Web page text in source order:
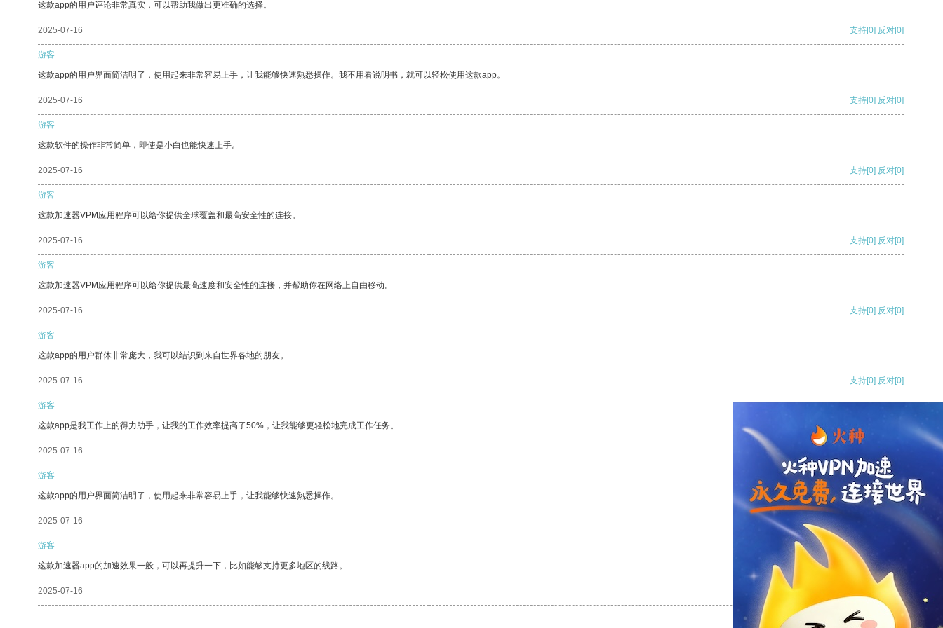
这款app的用户评论非常真实，可以帮助我做出更准确的选择。
2025-07-16 支持[0] 反对[0]
游客
这款app的用户界面简洁明了，使用起来非常容易上手，让我能够快速熟悉操作。我不用看说明书，就可以轻松使用这款app。
2025-07-16 支持[0] 反对[0]
游客
这款软件的操作非常简单，即使是小白也能快速上手。
2025-07-16 支持[0] 反对[0]
游客
这款加速器VPM应用程序可以给你提供全球覆盖和最高安全性的连接。
2025-07-16 支持[0] 反对[0]
游客
这款加速器VPM应用程序可以给你提供最高速度和安全性的连接，并帮助你在网络上自由移动。
2025-07-16 支持[0] 反对[0]
游客
这款app的用户群体非常庞大，我可以结识到来自世界各地的朋友。
2025-07-16 支持[0] 反对[0]
游客
这款app是我工作上的得力助手，让我的工作效率提高了50%，让我能够更轻松地完成工作任务。
2025-07-16
游客
这款app的用户界面简洁明了，使用起来非常容易上手，让我能够快速熟悉操作。
2025-07-16 反对
游客
这款加速器app的加速效果一般，可以再提升一下，比如能够支持更多地区的线路。
2025-07-16 反对[0]